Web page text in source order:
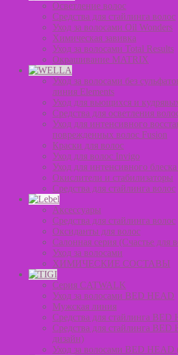
Осветление волос
Средства для стайлинга волос
Уход за волосами Oil Wonders
Химическая завивка
Уход за волосами Total Results
Окрашивание MATRIX
Уход за волосами без
линия Elements
Уход для вьющихся и
Средства для осветления
Уход для интенсивного
поврежденных волос Fusion
Краски для волос
Уход для волос Invigo
Уход для интенсивного
Окислители и стабилизаторы
Средства для стайлинга волос
Аксессуары
Средства для стайлинга волос
Оксиданты для волос
Салонная серия (Счастье для
Уход за волосами
ХИМИЧЕСКИЕ СОСТАВЫ
Серия CATWALK
Уход за волосами BED HEAD
Мужская линия
Средства для стайлинга BED
Средства для стайлинга
дизайн)
Уход за волосами BED